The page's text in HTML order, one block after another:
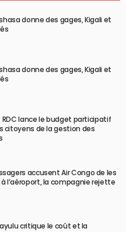
donne des gages, Kigali et
donne des gages, Kigali et
RDC lance le budget participatif
citoyens de la gestion des
accusent Air Congo de les
l’aéroport, la compagnie rejette
critique le coût et la